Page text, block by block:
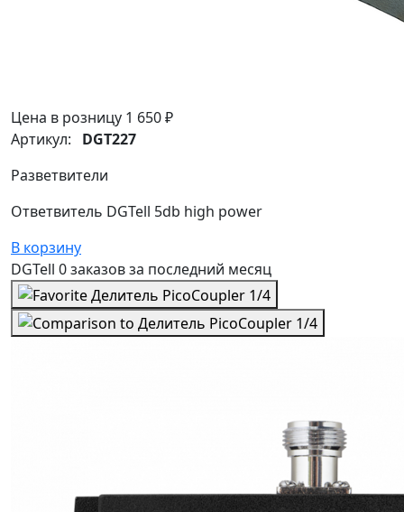
Цена в розницу 1 650 ₽
Артикул: DGT227
Разветвители
Ответвитель DGTell 5db high power
В корзину
DGTell 0 заказовза последний месяц